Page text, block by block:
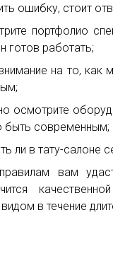
ошибку, стоит
портфолио
готов работать;
на то,
осмотрите
быть современным;
ли в тату-
вам
в течение